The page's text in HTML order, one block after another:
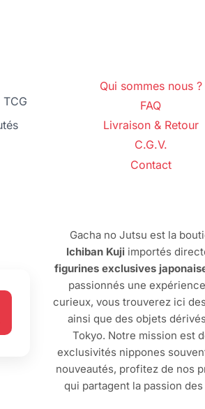
TCG
Qui sommes nous ?
FAQ
Livraison & Retour
C.G.V.
Contact
Gacha no Jutsu est la
Ichiban Kujiimportés
figurines exclusives
passionnés une
curieux, vous trouverez ici
ainsi que des objets
Tokyo. Notre mission est
exclusivités nippones
nouveautés, profitez de nos
qui partagent la passion des